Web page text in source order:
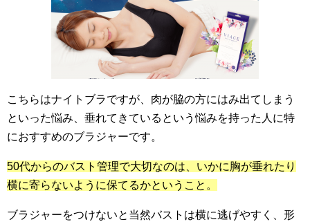
こちらはナイトブラですが、肉が脇の方にはみ出てしまう
といった悩み、垂れてきているという悩みを持った人に特
におすすめのブラジャーです。
50代からのバスト管理で大切なのは、いかに胸が垂れたり
横に寄らないように保てるかということ。
ブラジャーをつけないと当然バストは横に逃げやすく、形